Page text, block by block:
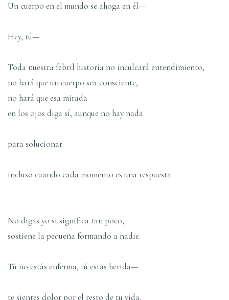
Un cuerpo en el mundo se ahoga en él—
Hey, tú—
Toda nuestra febril historia no inculcará entendimiento,
no hará que un cuerpo sea consciente,
no hará que esa mirada
en los ojos diga sí, aunque no hay nada
para solucionar
incluso cuando cada momento es una respuesta.
No digas yo si significa tan poco,
sostiene la pequeña formando a nadie.
Tú no estás enferma, tú estás herida—
te sientes dolor por el resto de tu vida.